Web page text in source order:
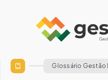
Glossário Gestão